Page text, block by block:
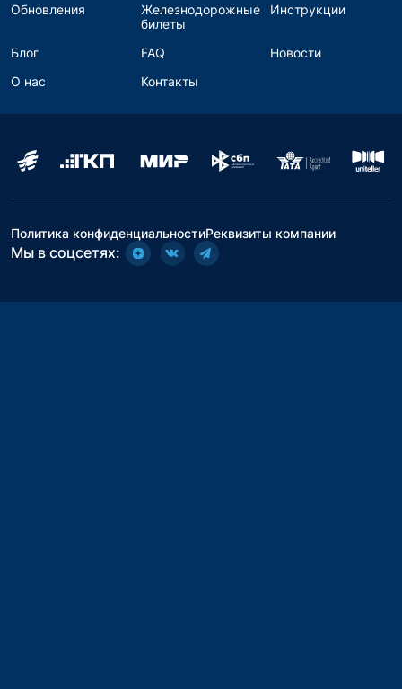
Обновления
Железнодорожные
билеты
Инструкции
Блог FAQ
Новости
О нас
Контакты
Политика конфиденциальностиРеквизиты компании
Мы в соцсетях: